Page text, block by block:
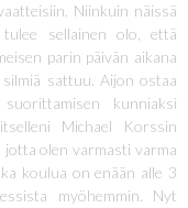
Niinkuin näissä
sellainen olo, että
parin päivän aikana
sattuu. Aijon ostaa
suorittamisen kunniaksi
Michael Korssin
olen varmasti varma
koulua on enään alle 3
myöhemmin. Nyt